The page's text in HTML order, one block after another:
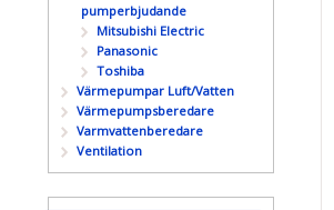
pumperbjudande
Mitsubishi Electric
Panasonic
Toshiba
Värmepumpar Luft/Vatten
Värmepumpsberedare
Varmvattenberedare
Ventilation